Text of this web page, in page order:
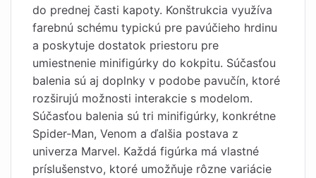
do prednej časti kapoty. Konštrukcia využíva
farebnú schému typickú pre pavúčieho hrdinu
a poskytuje dostatok priestoru pre
umiestnenie minifigúrky do kokpitu. Súčasťou
balenia sú aj doplnky v podobe pavučín, ktoré
rozširujú možnosti interakcie s modelom.
Súčasťou balenia sú tri minifigúrky, konkrétne
Spider-Man, Venom a ďalšia postava z
univerza Marvel. Každá figúrka má vlastné
príslušenstvo, ktoré umožňuje rôzne variácie